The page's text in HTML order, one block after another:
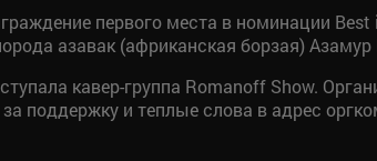
первого места в номинации
азавак (африканская борзая)
кавер-группа Romanoff Show.
поддержку и теплые слова в адрес